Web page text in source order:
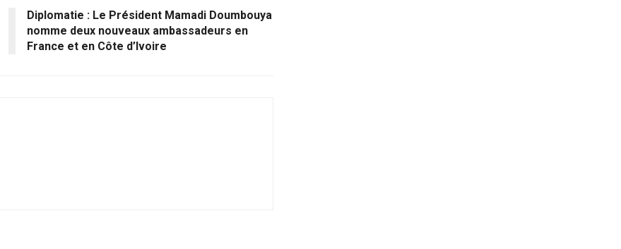
Diplomatie : Le Président Mamadi Doumbouya
nomme deux nouveaux ambassadeurs en
France et en Côte d’Ivoire